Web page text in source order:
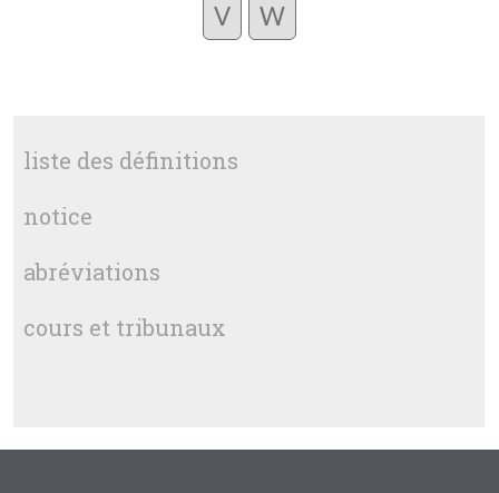
V W
liste des définitions
notice
abréviations
cours et tribunaux